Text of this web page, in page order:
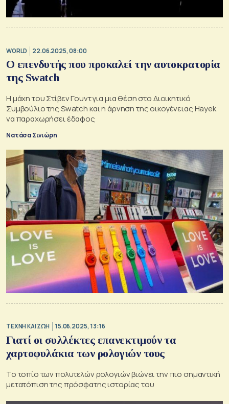
WORLD 22.06.2025, 08:00
Ο επενδυτής που προκαλεί την αυτοκρατορία
της Swatch
Η μάχη του Στίβεν Γουντ για μια θέση στο Διοικητικό
Συμβούλιο της Swatch και η άρνηση της οικογένειας Hayek
να παραχωρήσει έδαφος
Νατάσα Σινιώρη
TΕΧΝΗ ΚΑΙ ΖΩΗ 15.06.2025, 13:16
Γιατί οι συλλέκτες επανεκτιμούν τα
χαρτοφυλάκια των ρολογιών τους
Το τοπίο των πολυτελών ρολογιών βιώνει την πιο σημαντική
μετατόπιση της πρόσφατης ιστορίας του